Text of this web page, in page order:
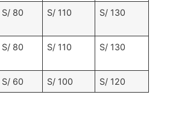
S/ 80 S/ 110 S/ 130
S/ 80 S/ 110 S/ 130
S/ 60 S/ 100 S/ 120